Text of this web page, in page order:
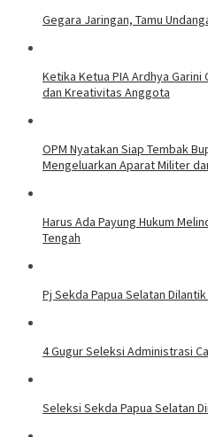
Gegara Jaringan, Tamu
Ketika Ketua PIA Ardhya Garini
dan Kreativitas Anggota
OPM Nyatakan Siap Tembak
Mengeluarkan Aparat Militer
Harus Ada Payung Hukum
Tengah
Pj Sekda Papua Selatan
4 Gugur Seleksi Administrasi
Seleksi Sekda Papua Selatan